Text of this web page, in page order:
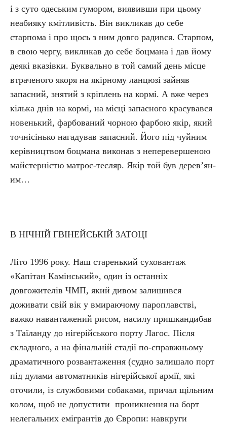
і з суто одеським гумором, виявивши при цьому
неабияку кмітливість. Він викликав до себе
старпома і про щось з ним довго радився. Старпом,
в свою чергу, викликав до себе боцмана і дав йому
деякі вказівки. Буквально в той самий день місце
втраченого якоря на якірному ланцюзі зайняв
запасний, знятий з кріплень на кормі. А вже через
кілька днів на кормі, на місці запасного красувався
новенький, фарбований чорною фарбою якір, який
точнісінько нагадував запасний. Його під чуйним
керівництвом боцмана виконав з неперевершеною
майстерністю мат­рос-тес­ляр. Якір той був де­ре­в’ян­
им…
В НІЧНІЙ ГВІНЕЙСЬКІЙ ЗАТОЦІ
Літо 1996 року. Наш старенький суховантаж
«Капітан Камінський», один із останніх
довгожителів ЧМП, який дивом залишився
доживати свій вік у вмираючому пароплавстві,
важко навантажений рисом, насилу пришкандибав
з Таїланду до нігерійського порту Лагос. Після
складного, а на фінальній стадії по-справжньому
драматичного розвантаження (судно залишало порт
під дулами автоматників нігерійської армії, які
оточили, із службовими собаками, причал щільним
колом, щоб не допустити проникнення на борт
нелегальних емігрантів до Європи: навкруги